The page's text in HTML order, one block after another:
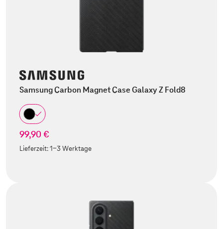
Samsung Carbon Magnet Case Galaxy Z Fold8
99,90 €
Lieferzeit:1-3 Werktage